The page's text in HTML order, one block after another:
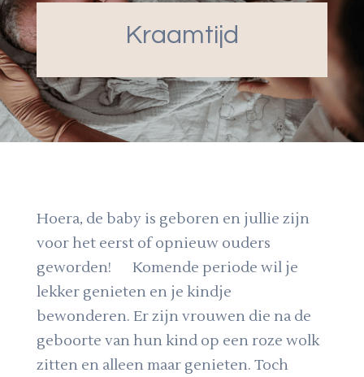
Kraamtijd
Hoera, de baby is geboren en jullie zijn
voor het eerst of opnieuw ouders
geworden! Komende periode wil je
lekker genieten en je kindje
bewonderen. Er zijn vrouwen die na de
geboorte van hun kind op een roze wolk
zitten en alleen maar genieten. Toch